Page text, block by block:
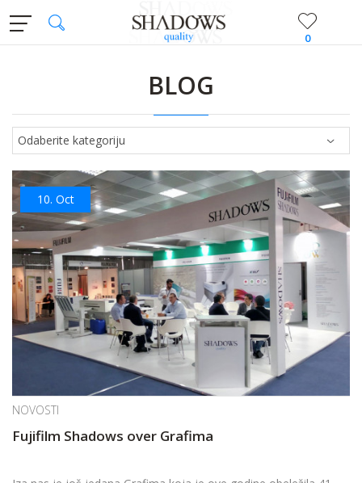
0
BLOG
10. Oct
NOVOSTI
Fujifilm Shadows over Grafima